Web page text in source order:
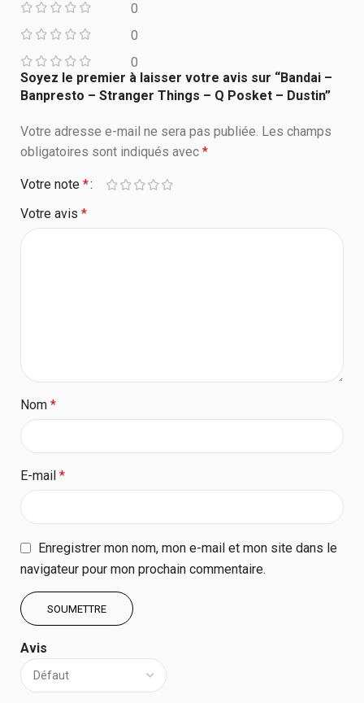
0
0
0
Avis
Soyez le premier à laisser votre avis sur “Bandai –
Banpresto – Stranger Things – Q Posket – Dustin”
Votre adresse e-mail ne sera pas publiée. Les champs
obligatoires sont indiqués avec *
Votre note *
Votre avis *
Nom *
E-mail *
Enregistrer mon nom, mon e-mail et mon site dans le
navigateur pour mon prochain commentaire.